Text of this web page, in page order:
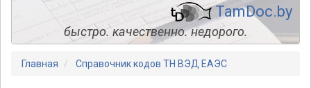
TamDoc.by
быстро. качественно. недорого.
Главная Справочник кодов ТН ВЭД ЕАЭС